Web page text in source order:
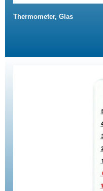
Thermometer, Glas